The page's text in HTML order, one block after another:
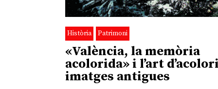
Història Patrimoni
«València, la memòria
acolorida» i l’art
imatges antigues